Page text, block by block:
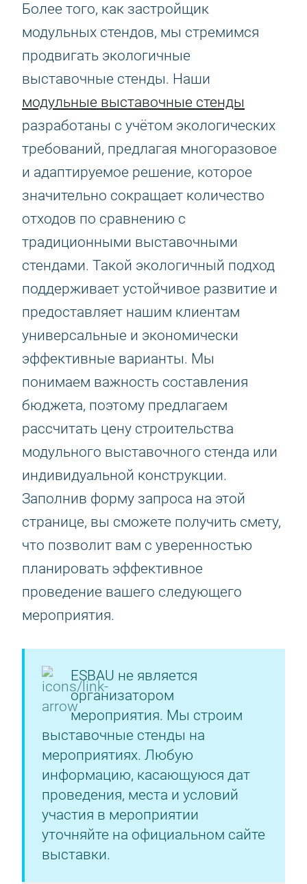
Более того, как застройщик
модульных стендов, мы стремимся
продвигать экологичные
выставочные стенды. Наши
модульные выставочные стенды
разработаны с учётом экологических
требований, предлагая многоразовое
и адаптируемое решение, которое
значительно сокращает количество
отходов по сравнению с
традиционными выставочными
стендами. Такой экологичный подход
поддерживает устойчивое развитие и
предоставляет нашим клиентам
универсальные и экономически
эффективные варианты. Мы
понимаем важность составления
бюджета, поэтому предлагаем
рассчитать цену строительства
модульного выставочного стенда или
индивидуальной конструкции.
Заполнив форму запроса на этой
странице, вы сможете получить смету,
что позволит вам с уверенностью
планировать эффективное
проведение вашего следующего
мероприятия.
ESBAU не является
организатором
мероприятия. Мы строим
выставочные стенды на
мероприятиях. Любую
информацию, касающуюся дат
проведения, места и условий
участия в мероприятии
уточняйте на официальном сайте
выставки.